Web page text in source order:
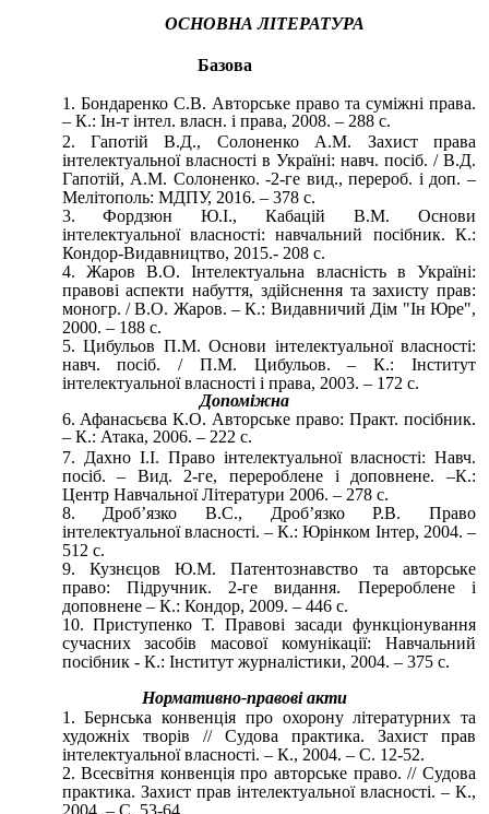
ОСНОВНА ЛІТЕРАТУРА
Базова
Бондаренко С.В. Авторське право та суміжні права.
– К.: Ін-т інтел. власн. і права, 2008. – 288 с.
Гапотій В.Д., Солоненко А.М. Захист права
інтелектуальної власності в Україні: навч. посіб. / В.Д.
Гапотій, А.М. Солоненко. -2-ге вид., перероб. і доп. –
Мелітополь: МДПУ, 2016. – 378 с.
Фордзюн Ю.І., Кабацій В.М. Основи
інтелектуальної власності: навчальний посібник. К.:
Кондор-Видавництво, 2015.- 208 с.
Жаров В.О. Інтелектуальна власність в Україні:
правові аспекти набуття, здійснення та захисту прав:
моногр. / В.О. Жаров. – К.: Видавничий Дім "Ін Юре",
2000. – 188 с.
Цибульов П.М. Основи інтелектуальної власності:
навч. посіб. / П.М. Цибульов. – К.: Інститут
інтелектуальної власності і права, 2003. – 172 с.
Допоміжна
Афанасьєва К.О. Авторське право: Практ. посібник.
– К.: Атака, 2006. – 222 с.
Дахно І.І. Право інтелектуальної власності: Навч.
посіб. – Вид. 2-ге, перероблене і доповнене. –К.:
Центр Навчальної Літератури 2006. – 278 с.
Дроб’язко В.С., Дроб’язко Р.В. Право
інтелектуальної власності. – К.: Юрінком Інтер, 2004. –
512 с.
Кузнєцов Ю.М. Патентознавство та авторське
право: Підручник. 2-ге видання. Перероблене і
доповнене – К.: Кондор, 2009. – 446 с.
Приступенко Т. Правові засади функціонування
сучасних засобів масової комунікації: Навчальний
посібник - К.: Інститут журналістики, 2004. – 375 с.
Нормативно-правові акти
Бернська конвенція про охорону літературних та
художніх творів // Судова практика. Захист прав
інтелектуальної власності. – К., 2004. – С. 12-52.
Всесвітня конвенція про авторське право. // Судова
практика. Захист прав інтелектуальної власності. – К.,
2004. – С. 53-64.